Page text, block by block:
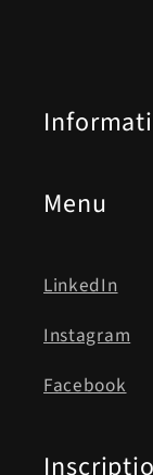
Menu
LinkedIn
Instagram
Facebook